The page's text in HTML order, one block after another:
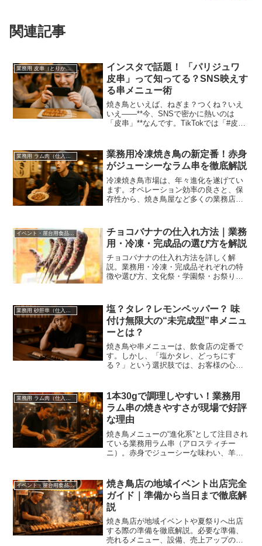
関連記事
業務用 皮串（とりかわ串）仕入れ・卸
インスタで話題！ 「パリジュワ
皮串」って知ってる？SNS映えす
る串メニュー術
焼き鳥といえば、ねぎま？つくね？いえ
いえ――**今、SNSで密かに熱いのは
「皮串」**なんです。TikTokでは「#皮串
がバズり中。皮串、ついにZ世代にバレま
した。
業務用冷凍焼き鳥の新定番！赤身
がジューシーなラム串を徹底解説
冷凍焼き鳥市場は、年々進化を遂げてい
ます。オペレーション効率の良さと、保
存性から、焼き鳥屋など多くの業務店で
用ラム串（羊肉串）」です。
チョコバナナの仕入れ方法｜業務
用・冷凍・完成品の選び方を解説
チョコバナナの仕入れ方法を詳しく解
説。業務用・冷凍・完成品それぞれの特
徴や選び方、文化祭・学園祭・お祭り・
業務用 砂肝串（仕入れ・卸）
塩？タレ？レモンペッパー？ 味
付け無限大の“未完成型”串メニュ
ーとは？
焼き鳥や串メニューは、飲食店の定番で
す。しかし、「塩かタレ、どっちにす
る？」という選択肢では、お客様の心に
ンな串です。
業務用 ラム肉（仕入れ・卸）
1本30gで調理しやすい！業務用
ラム串の焼きやすさが現場で好評
な理由
焼き鳥メニューの“進化系”として注目され
ている業務用ラム串（アロスティチー
ニ）。赤身でジューシーな味わい、羊肉
い！」と高評価を得ているのをご存じで
しょうか？
イベント・屋台用食品（文化祭・学園祭・夏祭り）
焼き鳥店の地域イベント出店完全
ガイド｜準備から当日まで徹底解
説
焼き鳥店が地域イベントや夏祭りへ出店
する際の準備を徹底解説。必要な準備、
売れるメニュー、設備、売上アップのポ